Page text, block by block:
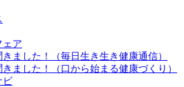
ェア
ました！（毎日生き生き健康通信）
ました！（口から始まる健康づくり）
ビ